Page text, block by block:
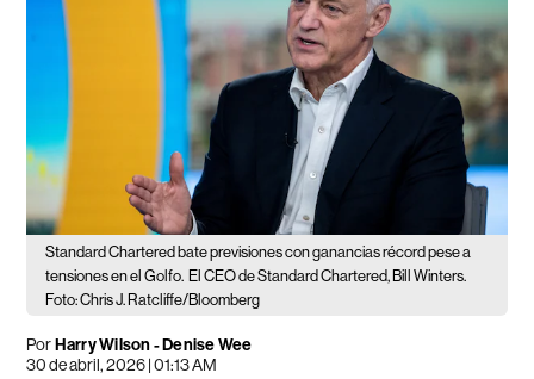
Standard Chartered bate previsiones con ganancias récord pese a
tensiones en el Golfo. El CEO de Standard Chartered, Bill Winters.
Foto: Chris J. Ratcliffe/Bloomberg
PorHarry Wilson - Denise Wee
30 de abril, 2026 | 01:13 AM